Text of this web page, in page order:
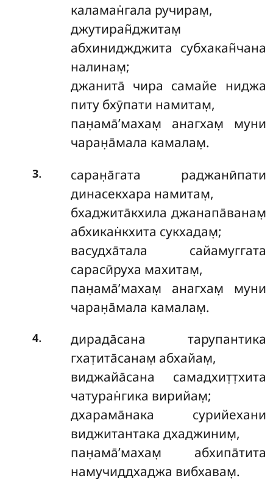
каламан̇гала ручирам̣,
джутиран̃джитам̣
абхиниджджита субхакан̃чана
налинам̣;
джанита̄ чира самайе ниджа
питу бхӯпати намитам̣,
пан̣ама̄’махам̣ анагхам̣ муни
чаран̣а̄мала камалам̣.
3.
саран̣а̄гата раджанӣпати
динасекхара намитам̣,
бхаджита̄кхила джанапа̄ванам̣
абхикан̇кхита сукхадам̣;
васудха̄тала сайамуггата
сарасӣруха махитам̣,
пан̣ама̄’махам̣ анагхам̣ муни
чаран̣а̄мала камалам̣.
4.
дирада̄сана тарупантика
гхат̣ита̄санам̣ абхайам̣,
виджайа̄сана самадхит̣т̣хита
чатуран̇гика вирийам̣;
дхарама̄нака сурийехани
виджитантака дхаджиним̣,
пан̣ама̄’махам̣ абхипа̄тита
намучиддхаджа вибхавам̣.